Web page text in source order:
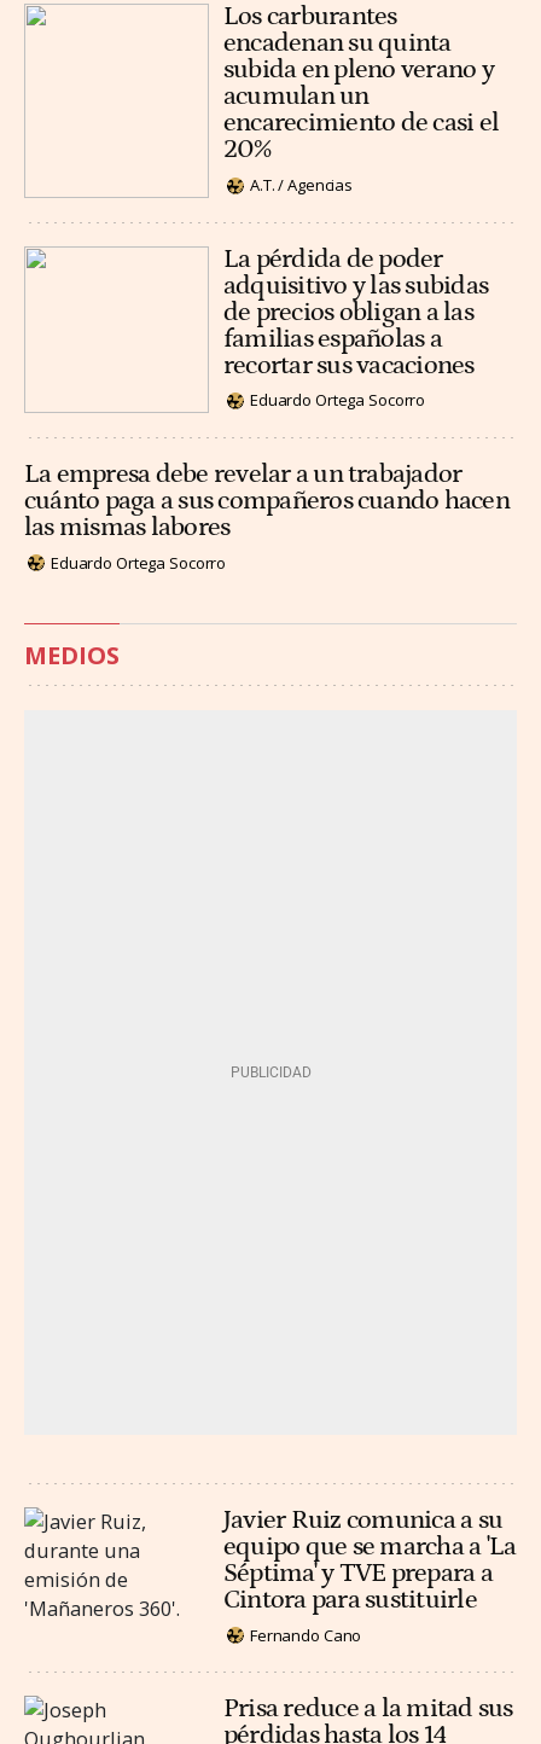
Los carburantes
encadenan su quinta
subida en pleno verano y
acumulan un
encarecimiento de casi el
20%
A.T. / Agencias
La pérdida de poder
adquisitivo y las subidas
de precios obligan a las
familias españolas a
recortar sus vacaciones
Eduardo Ortega Socorro
La empresa debe revelar a un trabajador
cuánto paga a sus compañeros cuando hacen
las mismas labores
Eduardo Ortega Socorro
MEDIOS
Javier Ruiz comunica a su
equipo que se marcha a 'La
Séptima' y TVE prepara a
Cintora para sustituirle
Fernando Cano
Prisa reduce a la mitad sus
pérdidas hasta los 14